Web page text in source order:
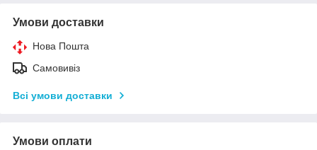
Умови доставки
Нова Пошта
Самовивіз
Всі умови доставки
Умови оплати